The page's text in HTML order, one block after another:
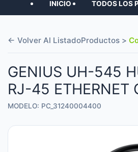
INICIO TODOS LOS
← Volver Al ListadoProductos >
GENIUS UH-545
RJ-45 ETHERNET
MODELO: PC_31240004400